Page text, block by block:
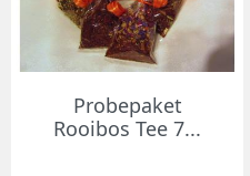
Probepaket
Rooibos Tee 7...